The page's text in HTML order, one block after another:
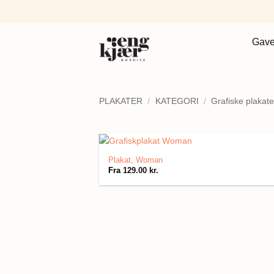
PLAKATER / KATEGORI / Grafiske
Plakat, Woman
Fra 129.00 kr.